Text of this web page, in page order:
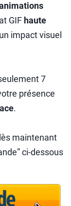
GIF haute
impact visuel
7
présence
.
maintenant
ci-dessous